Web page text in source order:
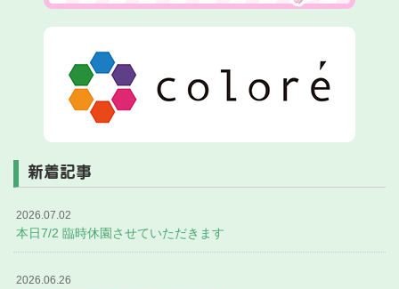
新着記事
2026.07.02
本日7/2 臨時休園させていただきます
2026.06.26